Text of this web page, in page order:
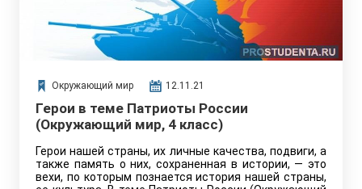
Окружающий мир 12.11.21
Герои в теме Патриоты России
(Окружающий мир, 4 класс)
Герои нашей страны, их личные качества, подвиги, а
также память о них, сохраненная в истории, — это
вехи, по которым познается история нашей страны,